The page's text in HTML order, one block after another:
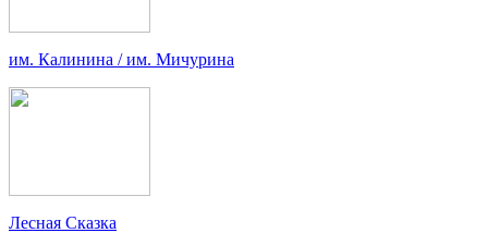
им. Калинина / им. Мичурина
Лесная Сказка